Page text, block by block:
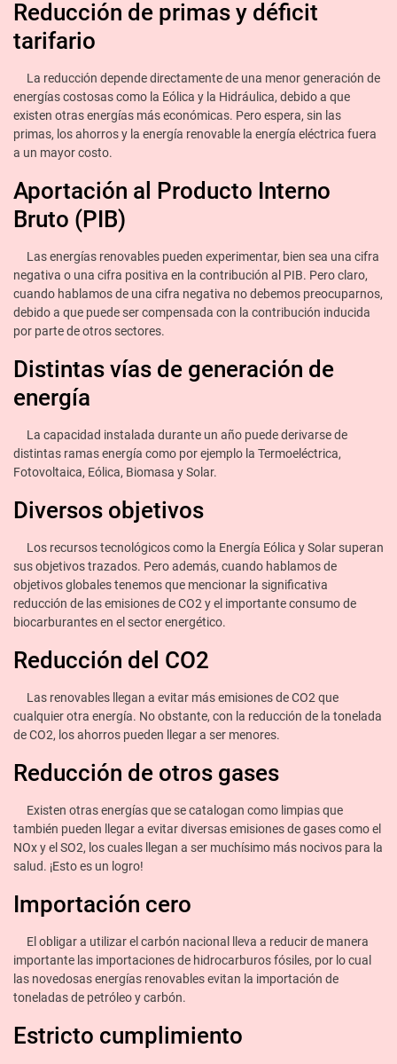
Reducción de primas y déficit
tarifario
La reducción depende directamente de una menor generación de
energías costosas como la Eólica y la Hidráulica, debido a que
existen otras energías más económicas. Pero espera, sin las
primas, los ahorros y la energía renovable la energía eléctrica fuera
a un mayor costo.
Aportación al Producto Interno
Bruto (PIB)
Las energías renovables pueden experimentar, bien sea una cifra
negativa o una cifra positiva en la contribución al PIB. Pero claro,
cuando hablamos de una cifra negativa no debemos preocuparnos,
debido a que puede ser compensada con la contribución inducida
por parte de otros sectores.
Distintas vías de generación de
energía
La capacidad instalada durante un año puede derivarse de
distintas ramas energía como por ejemplo la Termoeléctrica,
Fotovoltaica, Eólica, Biomasa y Solar.
Diversos objetivos
Los recursos tecnológicos como la Energía Eólica y Solar superan
sus objetivos trazados. Pero además, cuando hablamos de
objetivos globales tenemos que mencionar la significativa
reducción de las emisiones de CO2 y el importante consumo de
biocarburantes en el sector energético.
Reducción del CO2
Las renovables llegan a evitar más emisiones de CO2 que
cualquier otra energía. No obstante, con la reducción de la tonelada
de CO2, los ahorros pueden llegar a ser menores.
Reducción de otros gases
Existen otras energías que se catalogan como limpias que
también pueden llegar a evitar diversas emisiones de gases como el
NOx y el SO2, los cuales llegan a ser muchísimo más nocivos para la
salud. ¡Esto es un logro!
Importación cero
El obligar a utilizar el carbón nacional lleva a reducir de manera
importante las importaciones de hidrocarburos fósiles, por lo cual
las novedosas energías renovables evitan la importación de
toneladas de petróleo y carbón.
Estricto cumplimiento